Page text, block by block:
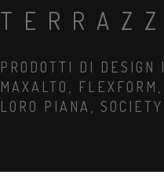
PRODOTTI DI
MAXALTO,
LORO PIANA,